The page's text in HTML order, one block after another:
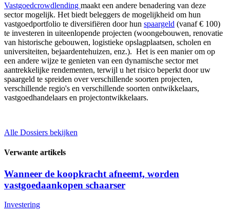
Vastgoedcrowdlending maakt een andere benadering van deze
sector mogelijk. Het biedt beleggers de mogelijkheid om hun
vastgoedportfolio te diversifiëren door hun spaargeld (vanaf € 100)
te investeren in uiteenlopende projecten (woongebouwen, renovatie
van historische gebouwen, logistieke opslagplaatsen, scholen en
universiteiten, bejaardentehuizen, enz.). Het is een manier om op
een andere wijze te genieten van een dynamische sector met
aantrekkelijke rendementen, terwijl u het risico beperkt door uw
spaargeld te spreiden over verschillende soorten projecten,
verschillende regio's en verschillende soorten ontwikkelaars,
vastgoedhandelaars en projectontwikkelaars.
Alle Dossiers bekijken
Verwante artikels
Wanneer de koopkracht afneemt, worden
vastgoedaankopen schaarser
Investering